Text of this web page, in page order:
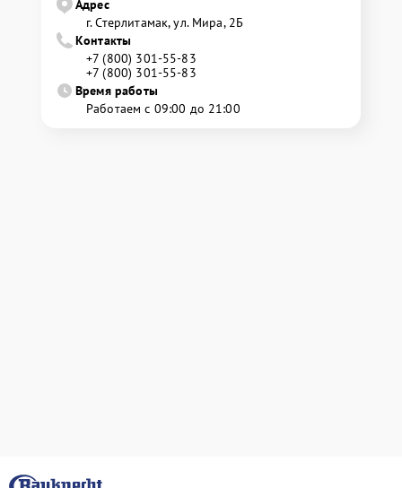
Адрес
г. Стерлитамак, ул. Мира, 2Б
Контакты
+7 (800) 301-55-83
+7 (800) 301-55-83
Время работы
Работаем с 09:00 до 21:00